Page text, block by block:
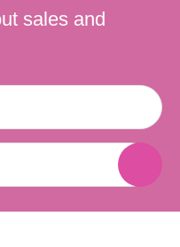
sales and